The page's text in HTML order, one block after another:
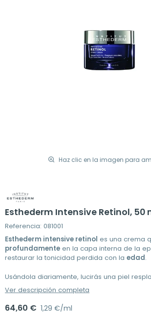
Haz clic en la imagen para
Esthederm Intensive Retinol, 50
Referencia: 081001
Esthederm intensive retinol es una crema
profundamente en la capa interna de la
restaurar la tonicidad perdida con la edad.
Usándola diariamente, lucirás una piel
Ver descripción completa
64,60 € 1,29 €/ml